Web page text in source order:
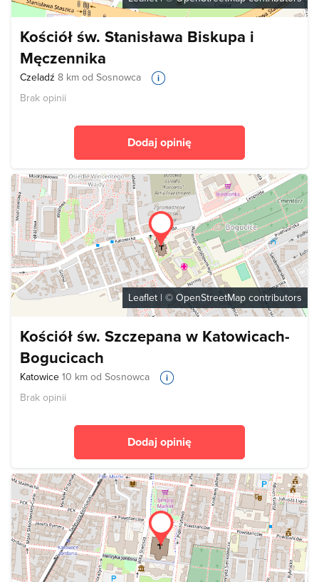
Kościół św. Stanisława Biskupa i
Męczennika
Czeladź 8 km od Sosnowca
Brak opinii
Dodaj opinię
Leaflet | © OpenStreetMap contributors
Kościół św. Szczepana w Katowicach-
Bogucicach
Katowice 10 km od Sosnowca
Brak opinii
Dodaj opinię